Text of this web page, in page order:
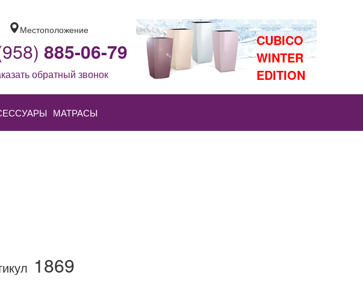
Местоположение
885-06-79
обратный звонок
CUBICO
WINTER
EDITION
МАТРАСЫ
1869